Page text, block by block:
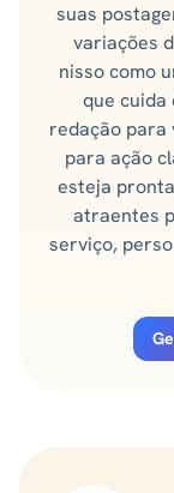
suas
variações
nisso como
que cuida
redação para
para ação
esteja
atraentes
serviço,